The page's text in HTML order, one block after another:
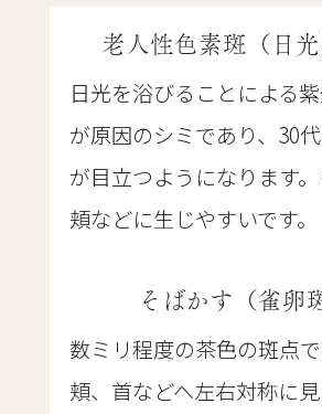
老人性色素斑（日光
日光を浴びることによる
が原因のシミであり、30
が目立つようになります
頬などに生じやすいです。
そばかす（雀卵
数ミリ程度の茶色の斑点
頬、首などへ左右対称に見